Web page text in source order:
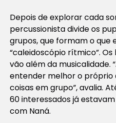
Depois de explorar cada
percussionista divide os
grupos, que formam o que
“caleidoscópio rítmico”.
vão além da musicalidade.
entender melhor o próprio
coisas em grupo”, avalia.
60 interessados já
com Naná.